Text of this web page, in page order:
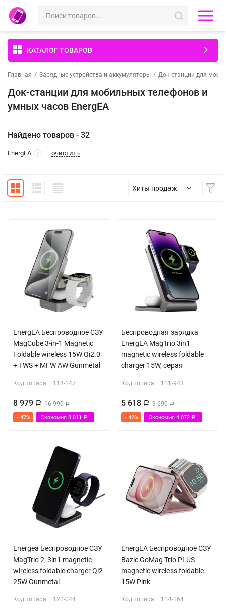
КАТАЛОГ ТОВАРОВ
Главная / Зарядные устройства и аккумуляторы / Док-станции для
Док-станции для мобильных телефонов и
умных часов EnergEA
Найдено товаров - 32
EnergEA очистить
Хиты продаж
EnergEA Беспроводное СЗУ
MagCube 3-in-1 Magnetic
Foldable wireless 15W Qi2.0
+ TWS + MFW AW Gunmetal
Код товара: 118-147
8 979 Р 16 990Р
- 47% Экономия 8 011 Р
Беспроводная зарядка
EnergEA MagTrio 3in1
magnetic wireless foldable
charger 15W, серая
Код товара: 111-943
5 618 Р 9 690Р
- 42% Экономия 4 072 Р
Energea Беспроводное СЗУ
MagTrio 2, 3in1 magnetic
wireless foldable charger Qi2
25W Gunmetal
Код товара: 122-044
EnergEA Беспроводное СЗУ
Bazic GoMag Trio PLUS
magnetic wireless foldable
15W Pink
Код товара: 114-164